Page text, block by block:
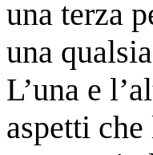
una terza
una
L’una e
aspetti